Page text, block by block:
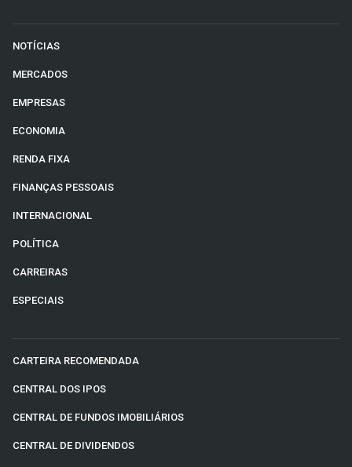
NOTÍCIAS
MERCADOS
EMPRESAS
ECONOMIA
RENDA FIXA
FINANÇAS PESSOAIS
INTERNACIONAL
POLÍTICA
CARREIRAS
ESPECIAIS
CARTEIRA RECOMENDADA
CENTRAL DOS IPOS
CENTRAL DE FUNDOS IMOBILIÁRIOS
CENTRAL DE DIVIDENDOS